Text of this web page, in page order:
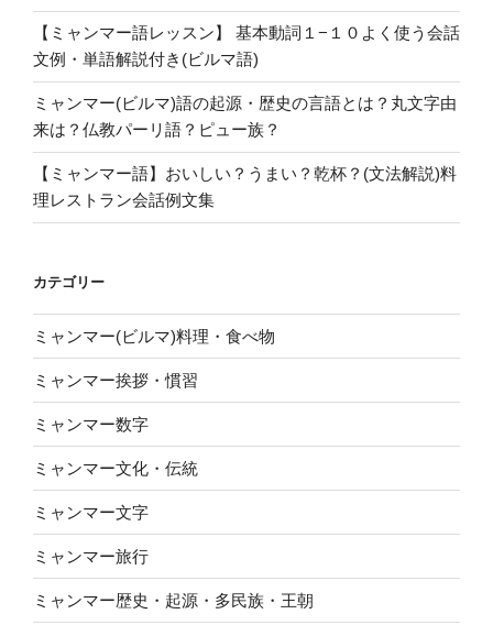
【ミャンマー語レッスン】 基本動詞１−１０よく使う会話
文例・単語解説付き(ビルマ語)
ミャンマー(ビルマ)語の起源・歴史の言語とは？丸文字由
来は？仏教パーリ語？ピュー族？
【ミャンマー語】おいしい？うまい？乾杯？(文法解説)料
理レストラン会話例文集
カテゴリー
ミャンマー(ビルマ)料理・食べ物
ミャンマー挨拶・慣習
ミャンマー数字
ミャンマー文化・伝統
ミャンマー文字
ミャンマー旅行
ミャンマー歴史・起源・多民族・王朝